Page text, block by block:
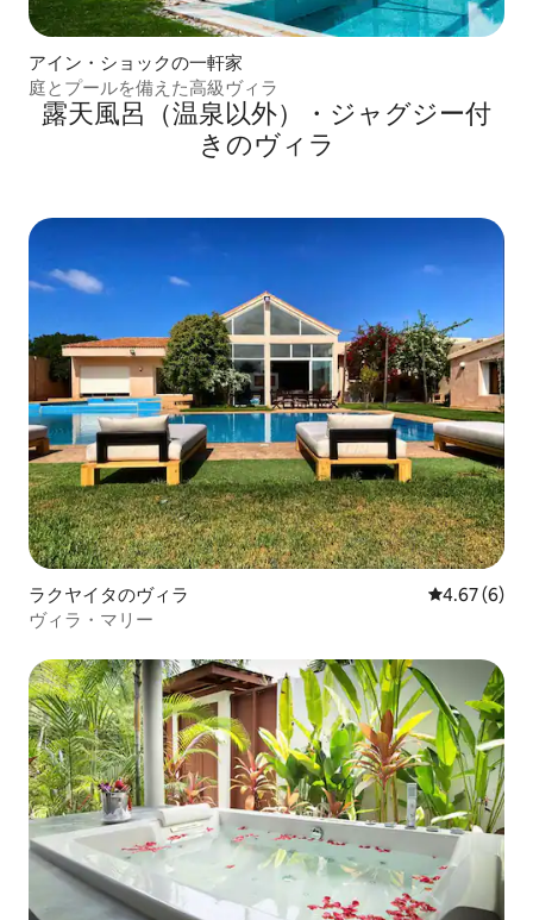
アイン・ショックの一軒家
庭とプールを備えた高級ヴィラ
露天風呂（温泉以外）・ジャグジー付
きのヴィラ
ラクヤイタのヴィラ レビュー6
4.67 (6)
ヴィラ・マリー